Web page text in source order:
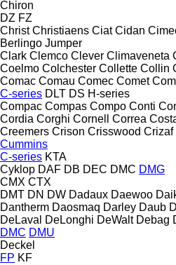
Chiron
DZ FZ
Christ Christiaens Ciat Cidan
Berlingo Jumper
Clark Clemco Clever Climaveneta
Coelmo Colchester Collette Collin
Comac Comau Comec Comet
C-series DLT DS H-series
Compac Compas Compo Conti
Cordia Corghi Cornell Correa
Creemers Crison Crisswood Crizaf
Cummins
C-series KTA
Cyklop DAF DB DEC DMC DMG
CMX CTX
DMT DN DW Dadaux Daewoo
Dantherm Daosmaq Darley Daub
DeLaval
DeLonghi DeWalt Debag
DMC DMU
Deckel
FP KF